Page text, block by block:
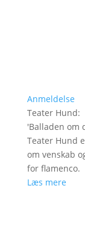
Anmeldelse
Teater Hund:
'Balladen om
Teater Hund
om venskab
for flamenco.
Læs mere